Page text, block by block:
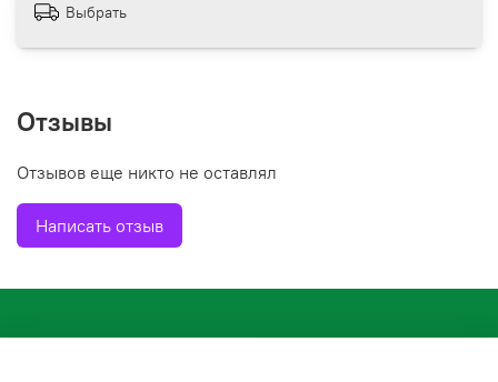
Выбрать
Отзывы
Отзывов еще никто не оставлял
Написать отзыв